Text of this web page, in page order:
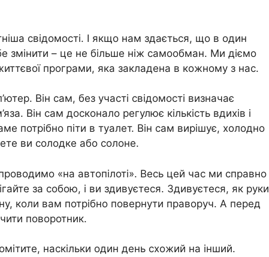
свідомості. І якщо нам здається, що в один
змінити – це не більше ніж самообман. Ми діємо
програми, яка закладена в кожному з нас.
Він сам, без участі свідомості визначає
Він сам досконало регулює кількість вдихів і
потрібно піти в туaлет. Він сам вирішує, холодно
ви солодке або солоне.
«на автопілоті». Весь цей час ми справно
за собою, і ви здивуєтеся. Здивуєтеся, як руки
коли вам потрібно повернути праворуч. А перед
поворотник.
наскільки один день схожий на інший.